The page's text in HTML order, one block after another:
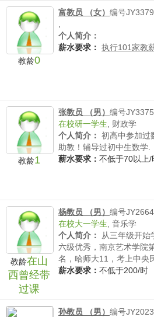
薪水要求：
教龄0
富教员 （女） 编号
个人简介：
薪水要求： 执行101家教
教龄1
张教员 （男） 编号
在校研一学生
财政学
个人简介： 初高中参加过
助教！辅导过初中生数学.
薪水要求： 不低于70以上/
教龄在山
西曾经带
过课
杨教员 （男） 编号
在校大一学生 音乐学
个人简介：
从三年级开始
六级优秀，南京艺术学院
名，哈师大11，考上中央
薪水要求： 不低于200/时
孙教员 （男） 编号